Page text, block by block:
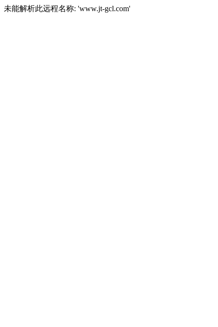
未能解析此远程名称: 'www.jt-gcl.com'